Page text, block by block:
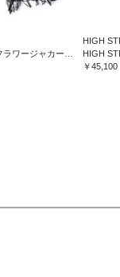
HIGH
￥45,100